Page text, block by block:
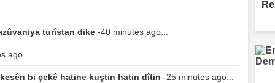
turîstan dike -40 minutes ago...
ago...
bi çekê hatine kuştin hatin dîtin -25 minutes ago...